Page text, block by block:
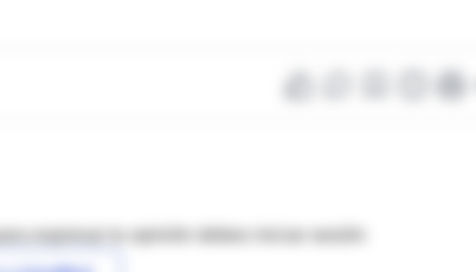
expresar tu opinión debes iniciar sesión